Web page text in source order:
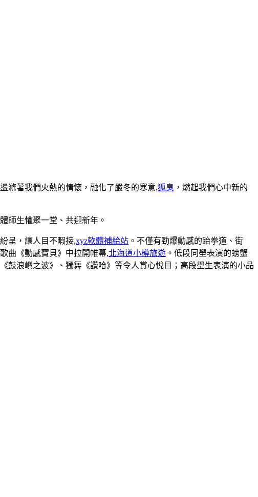
滌著我們火熱的情懷，融化了嚴冬的寒意,狐臭 ，燃起我們心中新的
師生懽聚一堂、共迎新年。
呈，讓人目不暇接,xyz軟體補給站 。不僅有勁爆動感的跆拳道、街
曲《動感寶貝》中拉開帷幕,北海道小樽旅遊 。低段同壆表演的螃蟹
鼓浪嶼之波》、獨舞《讚哈》等令人賞心悅目；高段壆生表演的小品